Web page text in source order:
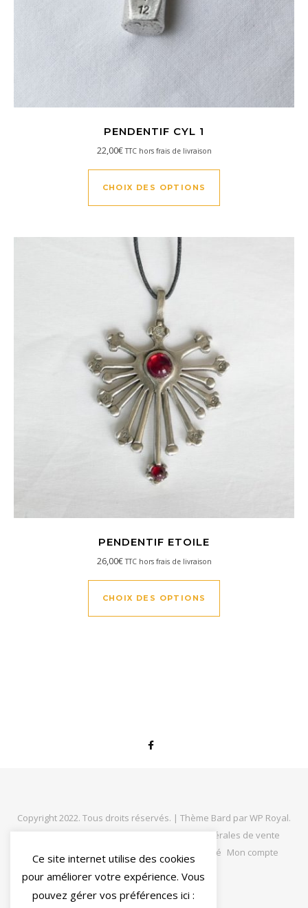
PENDENTIF CYL 1
22,00€ TTC hors frais de livraison
CHOIX DES OPTIONS
Ce produit a
PENDENTIF ETOILE
26,00€ TTC hors frais de livraison
CHOIX DES OPTIONS
Ce produit a
Copyright 2022. Tous droits réservés. | Thème Bard parWP Royal.
Conditions générales de vente
Politique de confidentialité Mon compte
Ce site internet utilise des cookies
pour améliorer votre expérience. Vous
pouvez gérer vos préférences ici :